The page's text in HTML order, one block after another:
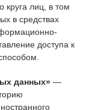
круга лиц, в том
в средствах
доступа к
данных» —